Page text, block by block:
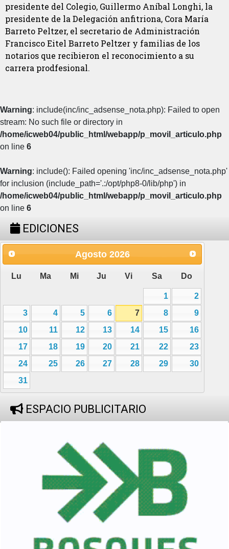
presidente del Colegio, Guillermo Aníbal Longhi, la
presidente de la Delegación anfitriona, Cora María
Barreto Peltzer, el secretario de Administración
Francisco Eitel Barreto Peltzer y familias de los
notarios que recibieron el reconocimiento a su
carrera prodfesional.
Warning: include(inc/inc_adsense_nota.php): Failed to open
stream: No such file or directory in
/home/icweb04/public_html/webapp/p_movil_articulo.php
on line 6
Warning: include(): Failed opening 'inc/inc_adsense_nota.php'
for inclusion (include_path='.:/opt/php8-0/lib/php') in
/home/icweb04/public_html/webapp/p_movil_articulo.php
on line 6
EDICIONES
Agosto 2026
Lu Ma Mi Ju Vi Sa Do
1
2
3
4 5 6 7 8
9
10
11 12 13 14 15
16
17
18 19 20 21 22
23
24
25 26 27 28 29
30
31
ESPACIO PUBLICITARIO